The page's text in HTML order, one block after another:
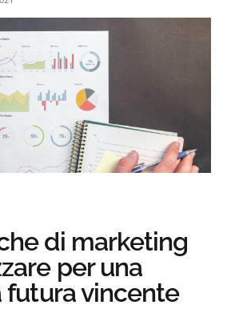
di marketing
per una
futura vincente